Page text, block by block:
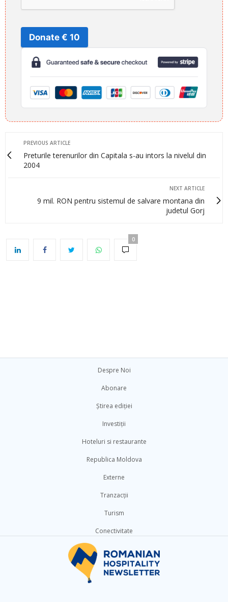
Donate € 10
PREVIOUS ARTICLE
Preturile terenurilor din Capitala s-au intors la nivelul din
2004
NEXT ARTICLE
9 mil. RON pentru sistemul de salvare montana din
judetul Gorj
0
Despre Noi
Abonare
Știrea ediției
Investiții
Hoteluri si restaurante
Republica Moldova
Externe
Tranzacții
Turism
Conectivitate